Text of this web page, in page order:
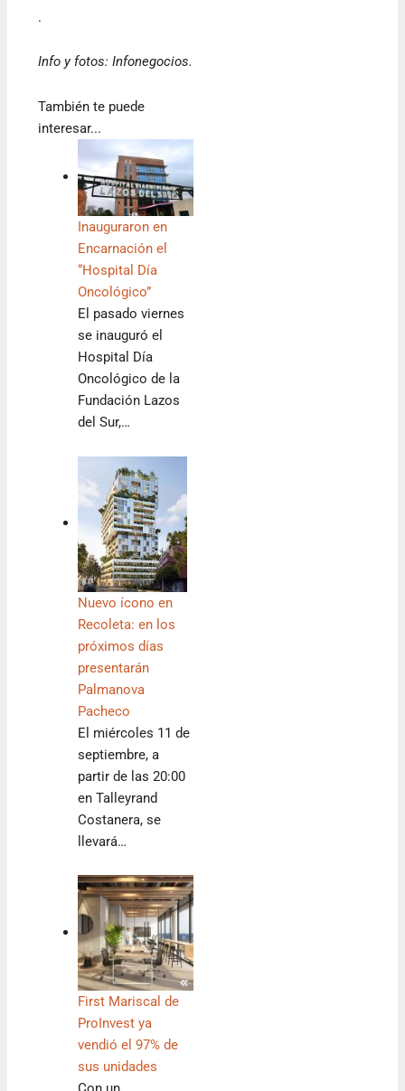
.
Info y fotos: Infonegocios.
También te puede
interesar...
Inauguraron en
Encarnación el
“Hospital Día
Oncológico”
El pasado viernes
se inauguró el
Hospital Día
Oncológico de la
Fundación Lazos
del Sur,…
Nuevo ícono en
Recoleta: en los
próximos días
presentarán
Palmanova
Pacheco
El miércoles 11 de
septiembre, a
partir de las 20:00
en Talleyrand
Costanera, se
llevará…
First Mariscal de
ProInvest ya
vendió el 97% de
sus unidades